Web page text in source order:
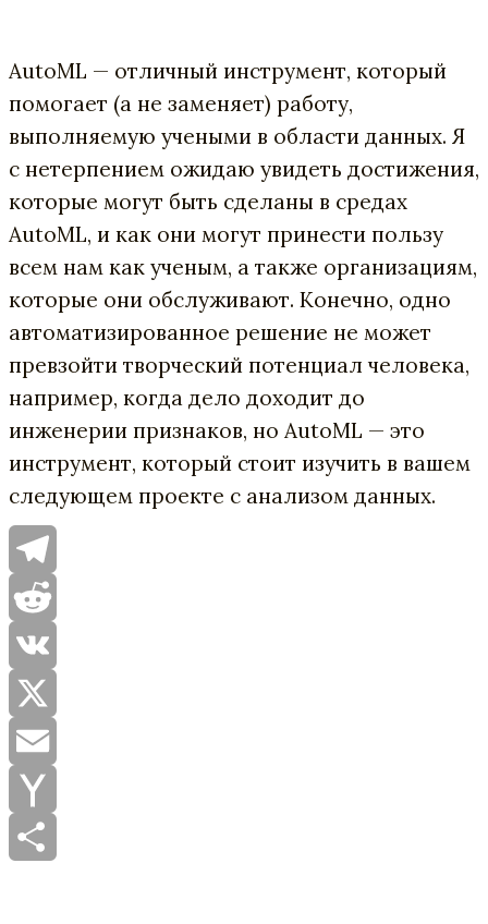
AutoML — отличный инструмент, который
помогает (а не заменяет) работу,
выполняемую учеными в области данных. Я
с нетерпением ожидаю увидеть достижения,
которые могут быть сделаны в средах
AutoML, и как они могут принести пользу
всем нам как ученым, а также организациям,
которые они обслуживают. Конечно, одно
автоматизированное решение не может
превзойти творческий потенциал человека,
например, когда дело доходит до
инженерии признаков, но AutoML — это
инструмент, который стоит изучить в вашем
следующем проекте с анализом данных.
Telegram
Reddit
VK
X
Email
Yahoo